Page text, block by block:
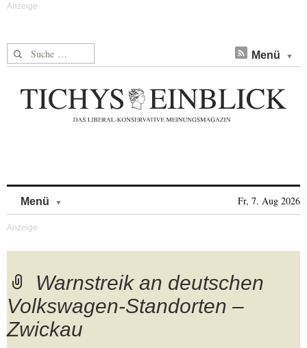
Suche nach: Menü
Menü Fr, 7. Aug 2026
Warnstreik an deutschen
Volkswagen-Standorten –
Zwickau